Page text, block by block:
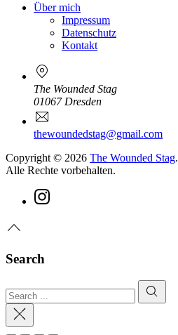
Über mich
Impressum
Datenschutz
Kontakt
The Wounded Stag
01067 Dresden
Neues
thewoundedstag@gmail.com
Copyright © 2026 The Wounded Stag.
Alle Rechte vorbehalten.
Theme
Neues
Search
Search
Schließen